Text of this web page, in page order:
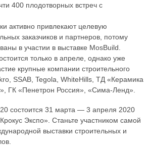
400 плодотворных встреч с
активно привлекают целевую
заказчиков и партнеров, потому
в участии в выставке MosBuild.
только в апреле, однако уже
крупные компании строительного
SSAB, Tegola, WhiteHills, ТД «Керамика
ГК «Пенетрон Россия», «Сима-Ленд».
состоится 31 марта — 3 апреля 2020
Экспо». Станьте участником самой
выставки строительных и